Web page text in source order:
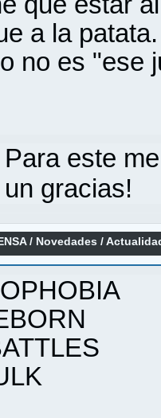
a la
no es "ese
Para este
un gracias!
/ Novedades /